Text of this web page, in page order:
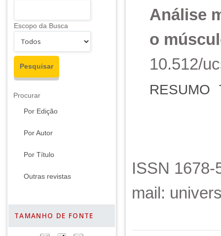
Escopo da Busca
Procurar
Por Edição
Por Autor
Por Título
Outras revistas
TAMANHO DE FONTE
Análise
o
10.512/
RESUMO
ISSN
mail: